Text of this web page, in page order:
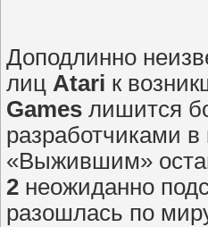
Доподлинно
лиц Atari к
Games лишится
разработчиками в
«Выжившим»
2 неожиданно
разошлась по